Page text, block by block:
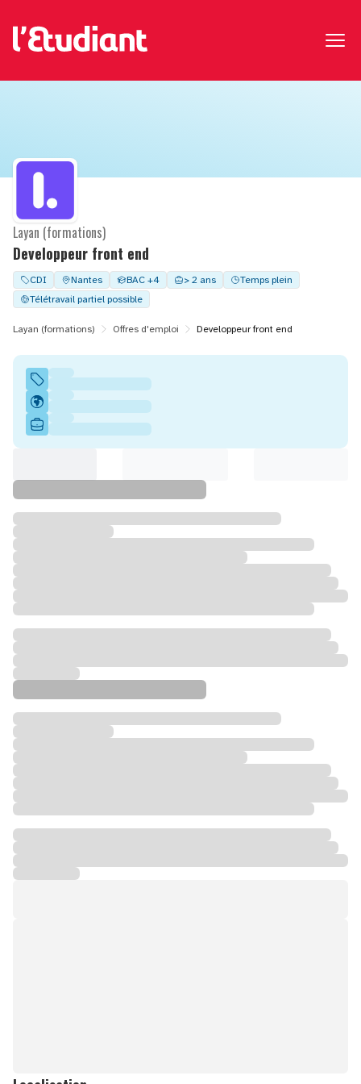
Developpeur front end
Layan (formations)
CDI Nantes BAC +4 > 2 ans
Temps plein
Télétravail partiel possible
Layan (formations) Offres d'emploi Developpeur front end